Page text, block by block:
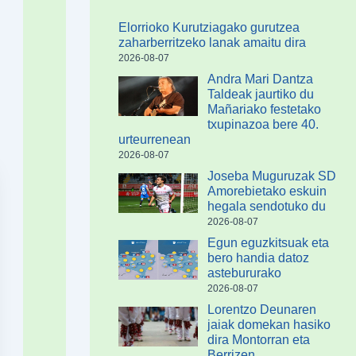
Elorrioko Kurutziagako gurutzea
zaharberritzeko lanak amaitu dira
2026-08-07
Andra Mari Dantza
Taldeak jaurtiko du
Mañariako festetako
txupinazoa bere 40.
urteurrenean
2026-08-07
Joseba Muguruzak SD
Amorebietako eskuin
hegala sendotuko du
2026-08-07
Egun eguzkitsuak eta
bero handia datoz
astebururako
2026-08-07
Lorentzo Deunaren
jaiak domekan hasiko
dira Montorran eta